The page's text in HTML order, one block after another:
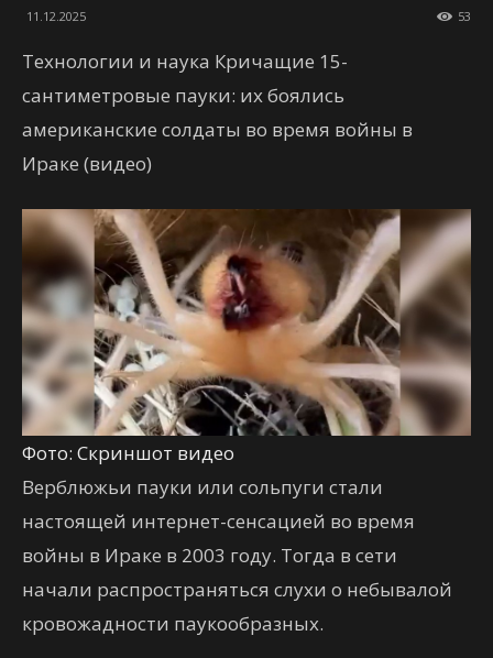
11.12.2025 53
Технологии и наука Кричащие 15-
сантиметровые пауки: их боялись
американские солдаты во время войны в
Ираке (видео)
Фото: Скриншот видео
Верблюжьи пауки или сольпуги стали
настоящей интернет-сенсацией во время
войны в Ираке в 2003 году. Тогда в сети
начали распространяться слухи о небывалой
кровожадности паукообразных.